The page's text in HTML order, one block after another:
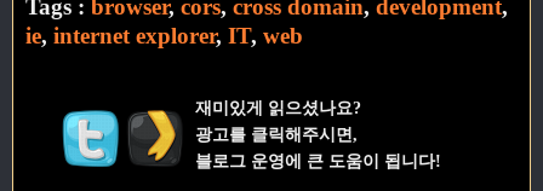
Tags : browser, cors, cross domain, development,
ie, internet explorer, IT, web
재미있게 읽으셨나요?
광고를 클릭해주시면,
블로그 운영에 큰 도움이 됩니다!